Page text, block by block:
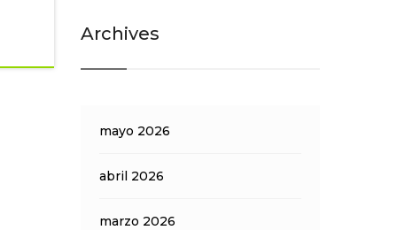
Archives
mayo 2026
abril 2026
marzo 2026